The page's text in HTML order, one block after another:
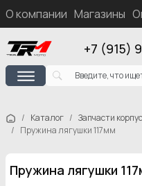
О компании Магазины
+7 (915)
Каталог Запчасти
Пружина лягушки 117мм
Пружина лягушки